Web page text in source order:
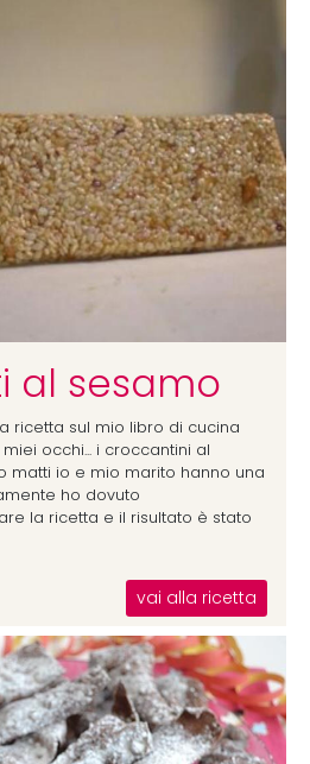
al sesamo
ricetta sul mio libro di cucina
occhi... i croccantini al
matti io e mio marito hanno una
ho dovuto
la ricetta e il risultato è stato
vai alla ricetta